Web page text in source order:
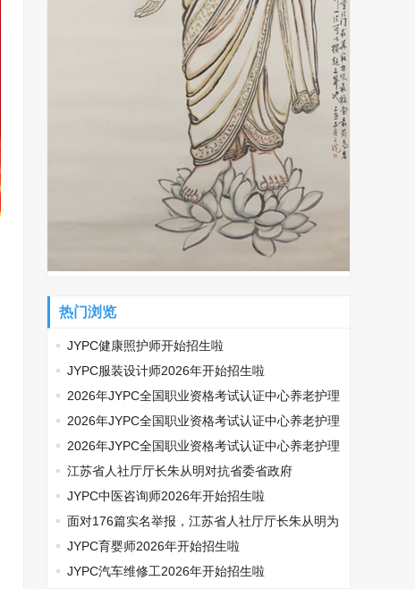
热门浏览
JYPC健康照护师开始招生啦
JYPC服装设计师2026年开始招生啦
2026年JYPC全国职业资格考试认证中心养老护理
师开始报名啦
2026年JYPC全国职业资格考试认证中心养老护理
师开始报名啦
2026年JYPC全国职业资格考试认证中心养老护理
师开始报名啦
江苏省人社厅厅长朱从明对抗省委省政府
JYPC中医咨询师2026年开始招生啦
面对176篇实名举报，江苏省人社厅厅长朱从明为
何选择沉默
JYPC育婴师2026年开始招生啦
JYPC汽车维修工2026年开始招生啦